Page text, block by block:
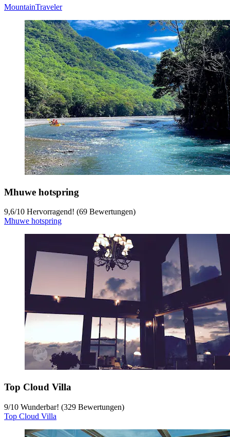
MountainTraveler
Mhuwe hotspring
9,6/10 Hervorragend! (69 Bewertungen)
Mhuwe hotspring
Top Cloud Villa
9/10 Wunderbar! (329 Bewertungen)
Top Cloud Villa